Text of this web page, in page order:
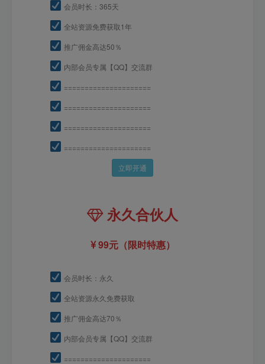
会员时长：365天
全站资源免费获取1年
推广佣金高达50％
内部会员专属【QQ】交流群
=====================
=====================
=====================
=====================
立即开通
永久合伙人
99元（限时特惠）
会员时长：永久
全站资源永久免费获取
推广佣金高达70％
内部会员专属【QQ】交流群
=====================